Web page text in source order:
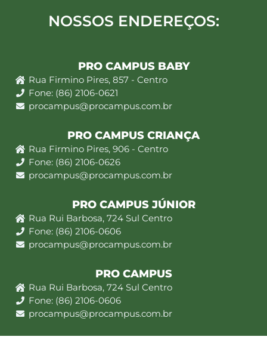
NOSSOS ENDEREÇOS:
PRO CAMPUS BABY
Rua Firmino Pires, 857 - Centro
Fone: (86) 2106-0621
procampus@procampus.com.br
PRO CAMPUS CRIANÇA
Rua Firmino Pires, 906 - Centro
Fone: (86) 2106-0626
procampus@procampus.com.br
PRO CAMPUS JÚNIOR
Rua Rui Barbosa, 724 Sul Centro
Fone: (86) 2106-0606
procampus@procampus.com.br
PRO CAMPUS
Rua Rui Barbosa, 724 Sul Centro
Fone: (86) 2106-0606
procampus@procampus.com.br